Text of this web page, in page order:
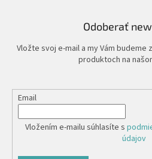
Odoberať
Vložte svoj e-mail a my Vám
produktoch na
Email
Vložením e-mailu súhlasíte s
údajov